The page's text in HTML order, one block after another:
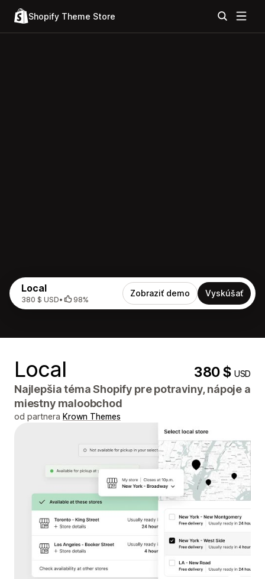
Shopify Theme Store
Local
380 $ USD• 98%
Zobraziť demo Vyskúšať
Local 380 $USD
Najlepšia téma Shopify pre potraviny, nápoje a
miestny maloobchod
od partnera Krown Themes